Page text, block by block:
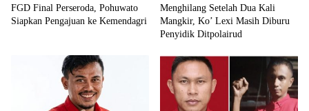
FGD Final Perseroda, Pohuwato
Siapkan Pengajuan ke Kemendagri
Menghilang Setelah Dua Kali
Mangkir, Ko’ Lexi Masih Diburu
Penyidik Ditpolairud